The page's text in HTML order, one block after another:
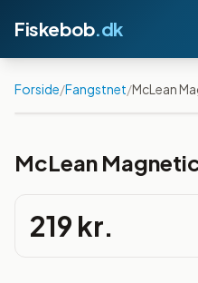
Fiskebob.dk
Forside/Fangstnet/McLean
McLean
219 kr.